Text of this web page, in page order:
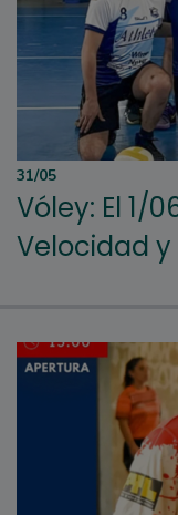
31/05
Vóley: El 1/
Velocidad y